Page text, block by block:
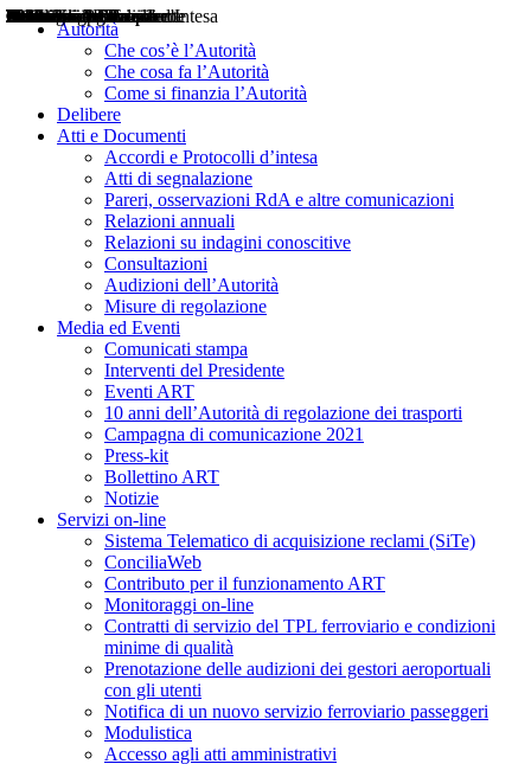
Autorità
Che cos’è l’Autorità
Che cosa fa l’Autorità
Come si finanzia l’Autorità
Delibere
Atti e Documenti
Accordi e Protocolli d’intesa
Atti di segnalazione
Pareri, osservazioni RdA e altre comunicazioni
Relazioni annuali
Relazioni su indagini conoscitive
Consultazioni
Audizioni dell’Autorità
Misure di regolazione
Media ed Eventi
Comunicati stampa
Interventi del Presidente
Eventi ART
10 anni dell’Autorità di regolazione dei trasporti
Campagna di comunicazione 2021
Press-kit
Bollettino ART
Notizie
Servizi on-line
Sistema Telematico di acquisizione reclami (SiTe)
ConciliaWeb
Contributo per il funzionamento ART
Monitoraggi on-line
Contratti di servizio del TPL ferroviario e condizioni
minime di qualità
Prenotazione delle audizioni dei gestori aeroportuali
con gli utenti
Notifica di un nuovo servizio ferroviario passeggeri
Modulistica
Accesso agli atti amministrativi
Delibere
Pareri
Consultazioni
Audizioni
Atti di Segnalazione
Accordi e Protocolli d'Intesa
Relazioni annuali
Misure di regolazione
Notizie
Comunicati Stampa
Bollettini ART
Convegni ART
Interviste del Presidente
Articoli in primo piano
Interventi del Presidente
2004
2005
2010
2013
2014
2015
2016
2017
2018
2019
202
2020
2021
2022
2023
2024
2025
2026
Aereo
Marittimo
Terrestre